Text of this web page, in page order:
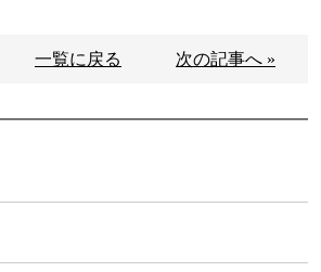
一覧に戻る 次の記事へ »